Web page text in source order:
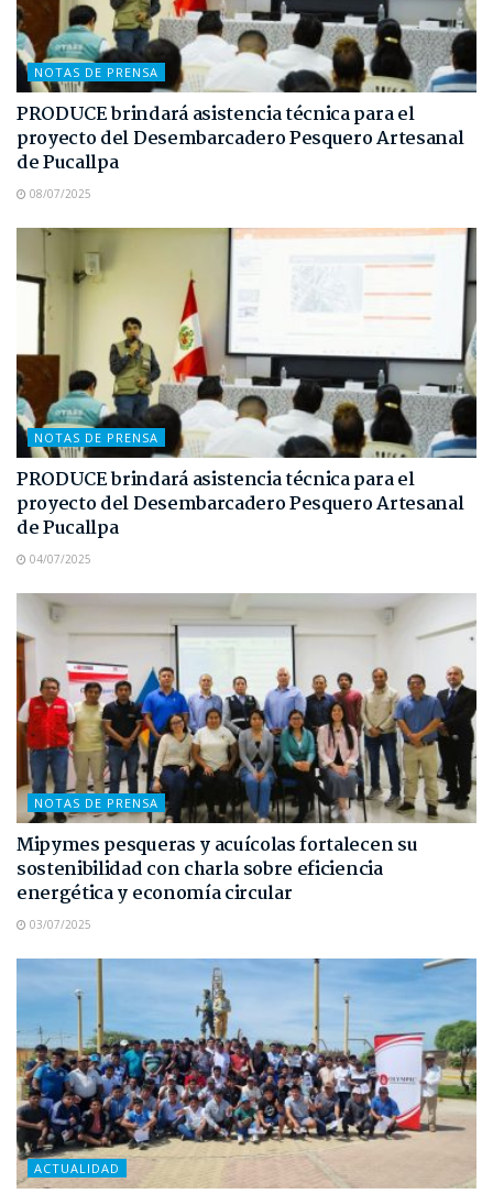
NOTAS DE PRENSA
PRODUCE brindará asistencia técnica para el
proyecto del Desembarcadero Pesquero Artesanal
de Pucallpa
08/07/2025
NOTAS DE PRENSA
PRODUCE brindará asistencia técnica para el
proyecto del Desembarcadero Pesquero Artesanal
de Pucallpa
04/07/2025
NOTAS DE PRENSA
Mipymes pesqueras y acuícolas fortalecen su
sostenibilidad con charla sobre eficiencia
energética y economía circular
03/07/2025
ACTUALIDAD